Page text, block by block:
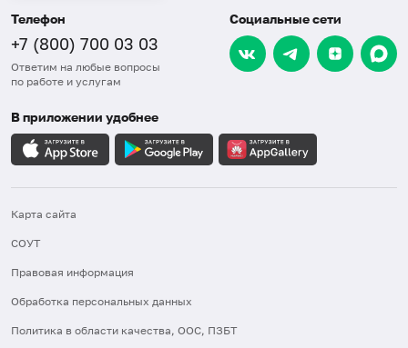
Телефон
+7 (800) 700 03 03
Ответим на любые вопросы
по работе и услугам
Социальные сети
В приложении удобнее
Карта сайта
СОУТ
Правовая информация
Обработка персональных данных
Политика в области качества, ООС, ПЗБТ